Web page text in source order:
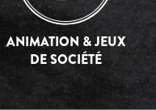
ANIMATION & JEUX
DE SOCIÉTÉ